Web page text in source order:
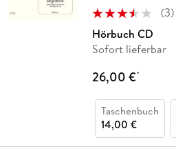
(3)
Hörbuch CD
Sofort lieferbar
26,00 €*
Taschenbuch
14,00 €